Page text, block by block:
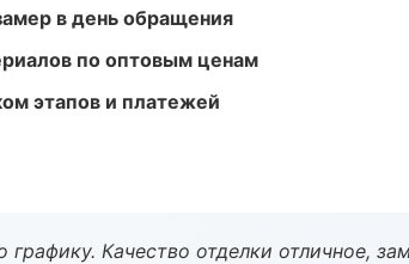
в день обращения
по оптовым ценам
этапов и платежей
графику. Качество отделки отличное,